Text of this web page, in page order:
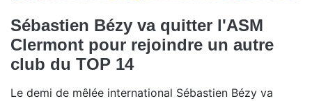
Sébastien Bézy va quitter l'ASM
Clermont pour rejoindre un autre
club du TOP 14
Le demi de mêlée international Sébastien Bézy va